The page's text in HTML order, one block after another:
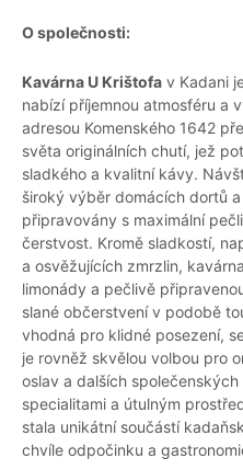
O společnosti:
Kavárna U Krištofa v Kadani
nabízí příjemnou atmosféru a
adresou Komenského 1642
světa originálních chutí, jež
sladkého a kvalitní kávy.
široký výběr domácích dortů
připravovány s maximální
čerstvost. Kromě sladkostí,
a osvěžujících zmrzlin,
limonády a pečlivě
slané občerstvení v podobě
vhodná pro klidné posezení,
je rovněž skvělou volbou pro
oslav a dalších
specialitami a útulným
stala unikátní součástí
chvíle odpočinku a